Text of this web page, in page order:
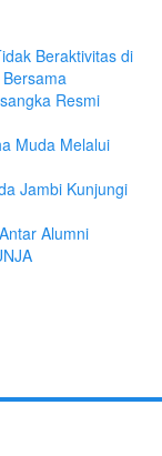
Beraktivitas di
Resmi
Muda Melalui
Jambi Kunjungi
Alumni